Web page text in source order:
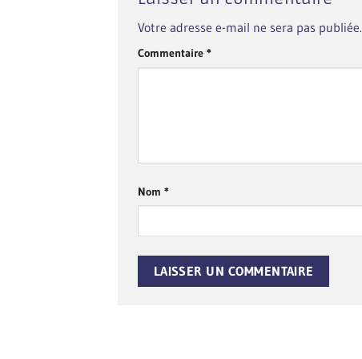
Votre adresse e-mail ne sera pas publiée.
Commentaire *
Nom *